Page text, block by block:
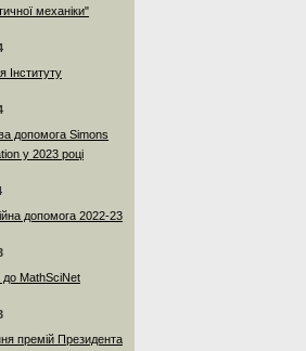
механіки"
Інституту
допомога Simons
у 2023 році
допомога 2022-23
до MathSciNet
премій Президента